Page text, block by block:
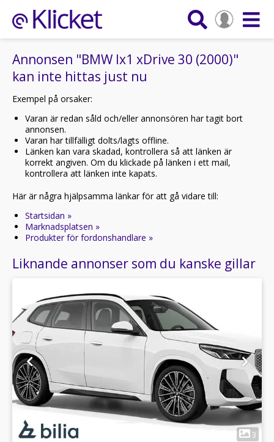
Annonsen "BMW Ix1 xDrive 30 (2000)"
kan inte hittas just nu
Exempel på orsaker:
Varan är redan såld och/eller annonsören har tagit bort
annonsen.
Varan har tillfälligt dolts/lagts offline.
Länken kan vara skadad, kontrollera så att länken är
korrekt angiven. Om du klickade på länken i ett mail,
kontrollera att länken inte kapats.
Här är några hjälpsamma länkar för att gå vidare till:
Startsidan »
Marknadsplatsen »
Produkter för fordonshandlare »
Liknande annonser som du kanske gillar
3